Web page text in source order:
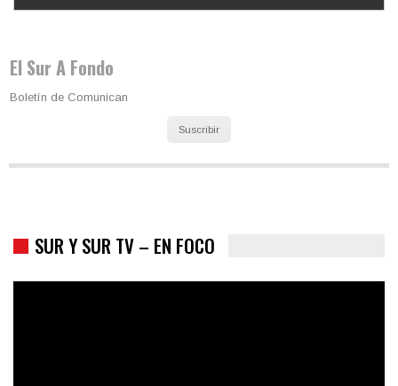
El Sur A Fondo
Boletín de Comunican
Suscribir
SUR Y SUR TV – EN FOCO